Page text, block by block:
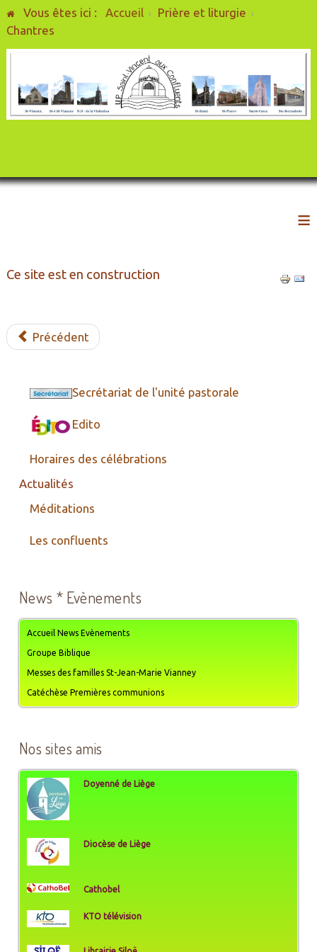
Vous êtes ici : Accueil
Prière et liturgie
Chantres
≡
Ce site est en construction
Précédent
Secrétariat de l'unité pastorale
Edito
Horaires des célébrations
Actualités
Méditations
Les confluents
News * Evènements
Accueil News Evènements
Groupe Biblique
Messes des familles St-Jean-Marie Vianney
Catéchèse Premières communions
Nos sites amis
Doyenné de Liège
Diocèse de Liège
Cathobel
KTO télévision